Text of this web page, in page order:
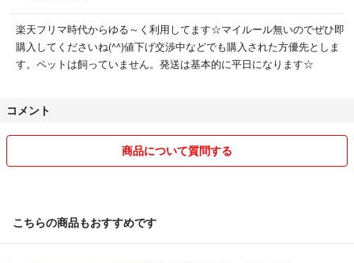
楽天フリマ時代からゆる～く利用してます☆マイルール無いのでぜひ即
購入してくださいね(^^)値下げ交渉中などでも購入された方優先としま
す。ペットは飼っていません。発送は基本的に平日になります☆
コメント
商品について質問する
こちらの商品もおすすめです